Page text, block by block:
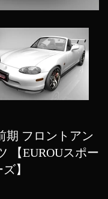
期 フロントアン
【EUROUスポー
】